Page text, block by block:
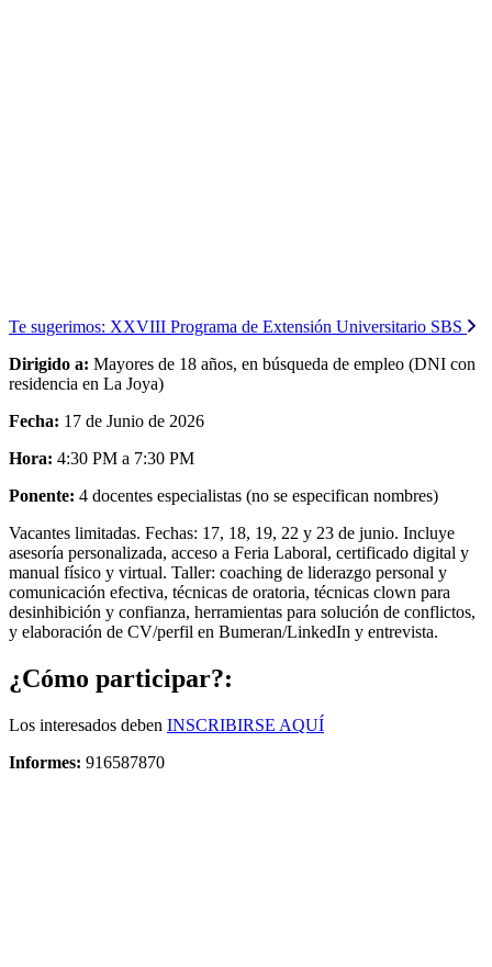
Te sugerimos: XXVIII Programa de Extensión Universitario SBS
Dirigido a: Mayores de 18 años, en búsqueda de empleo (DNI con
residencia en La Joya)
Fecha: 17 de Junio de 2026
Hora: 4:30 PM a 7:30 PM
Ponente: 4 docentes especialistas (no se especifican nombres)
Vacantes limitadas. Fechas: 17, 18, 19, 22 y 23 de junio. Incluye
asesoría personalizada, acceso a Feria Laboral, certificado digital y
manual físico y virtual. Taller: coaching de liderazgo personal y
comunicación efectiva, técnicas de oratoria, técnicas clown para
desinhibición y confianza, herramientas para solución de conflictos,
y elaboración de CV/perfil en Bumeran/LinkedIn y entrevista.
¿Cómo participar?:
Los interesados deben INSCRIBIRSE AQUÍ
Informes: 916587870